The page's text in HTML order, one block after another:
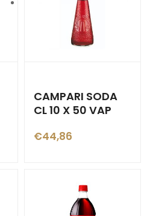
CAMPARI SODA
CL 10 X 50 VAP
€44,86